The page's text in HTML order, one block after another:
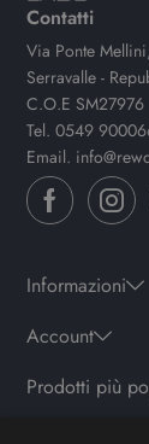
Contatti
Via Ponte
Serravalle -
C.O.E SM27976
Tel.0549
Email.
Informazioni
Account
Prodotti più